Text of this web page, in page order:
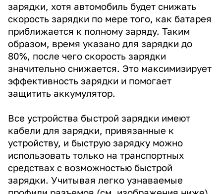
зарядки, хотя автомобиль будет снижать
скорость зарядки по мере того, как батарея
приближается к полному заряду. Таким
образом, время указано для зарядки до
80%, после чего скорость зарядки
значительно снижается. Это максимизирует
эффективность зарядки и помогает
защитить аккумулятор.
Все устройства быстрой зарядки имеют
кабели для зарядки, привязанные к
устройству, и быструю зарядку можно
использовать только на транспортных
средствах с возможностью быстрой
зарядки. Учитывая легко узнаваемые